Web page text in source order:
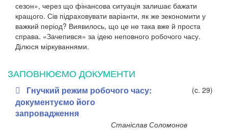
сезон», через що фінансова ситуація залишає бажати
кращого. Сів підраховувати варіанти, як же зекономити у
важкий період? Виявилось, що це не така вже й проста
справа. «Зачепився» за ідею неповного робочого часу.
Ділюся міркуваннями.
ЗАПОВНЮЄМО ДОКУМЕНТИ
Гнучкий режим робочого часу:
документуємо його
запровадження
(c. 29)
Станіслав Соломонов